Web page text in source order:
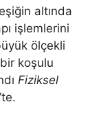
altında
işlemlerini
ölçekli
koşulu
Fiziksel